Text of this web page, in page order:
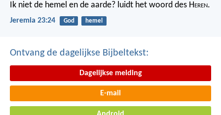
Ik niet de hemel en de aarde? luidt het woord des Heren.
Jeremia 23:24 God hemel
Ontvang de dagelijkse Bijbeltekst:
Dagelijkse melding
E-mail